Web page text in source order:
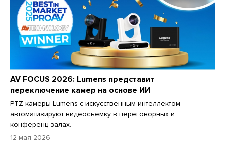
AV FOCUS 2026: Lumens представит
переключение камер на основе ИИ
PTZ-камеры Lumens с искусственным интеллектом
автоматизируют видеосъемку в переговорных и
конференц-залах.
12 мая 2026